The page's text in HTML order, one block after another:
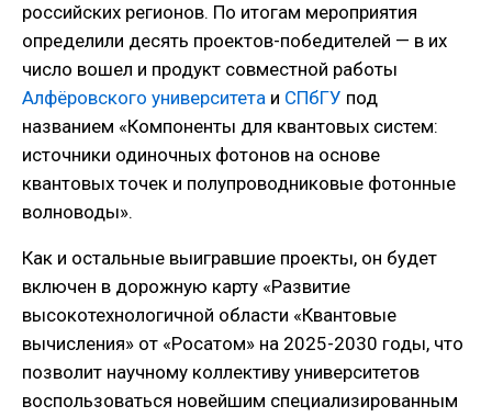
российских регионов. По итогам мероприятия
определили десять проектов-победителей — в их
число вошел и продукт совместной работы
Алфёровского университета и СПбГУ под
названием «Компоненты для квантовых систем:
источники одиночных фотонов на основе
квантовых точек и полупроводниковые фотонные
волноводы».
Как и остальные выигравшие проекты, он будет
включен в дорожную карту «Развитие
высокотехнологичной области «Квантовые
вычисления» от «Росатом» на 2025-2030 годы, что
позволит научному коллективу университетов
воспользоваться новейшим специализированным